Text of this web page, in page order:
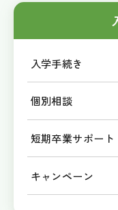
入学手続き
個別相談
短期卒業サポート
キャンペーン